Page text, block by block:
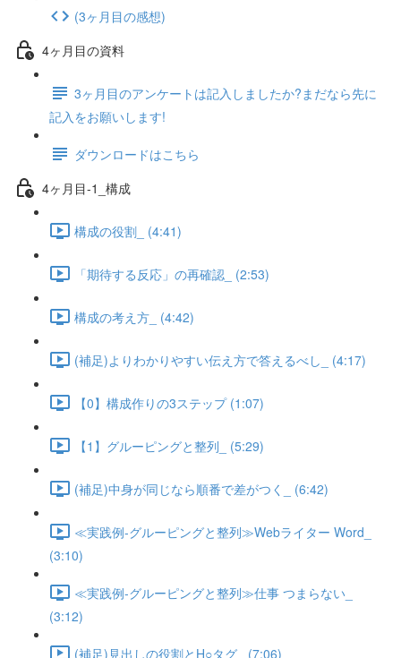
(3ヶ月目の感想)
4ヶ月目の資料
3ヶ月目のアンケートは記入しましたか?まだなら先に
記入をお願いします!
ダウンロードはこちら
4ヶ月目-1_構成
構成の役割_ (4:41)
「期待する反応」の再確認_ (2:53)
構成の考え方_ (4:42)
(補足)よりわかりやすい伝え方で答えるべし_ (4:17)
【0】構成作りの3ステップ (1:07)
【1】グルーピングと整列_ (5:29)
(補足)中身が同じなら順番で差がつく_ (6:42)
≪実践例-グルーピングと整列≫Webライター Word_
(3:10)
≪実践例-グルーピングと整列≫仕事 つまらない_
(3:12)
(補足)見出しの役割とH○タグ_ (7:06)